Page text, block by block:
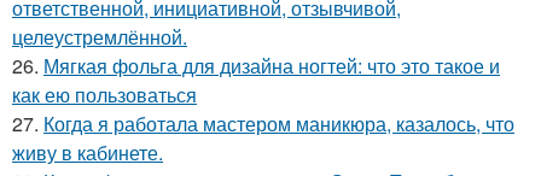
ответственной, инициативной, отзывчивой,
целеустремлённой.
26. Мягкая фольга для дизайна ногтей: что это такое и
как ею пользоваться
27. Когда я работала мастером маникюра, казалось, что
живу в кабинете.